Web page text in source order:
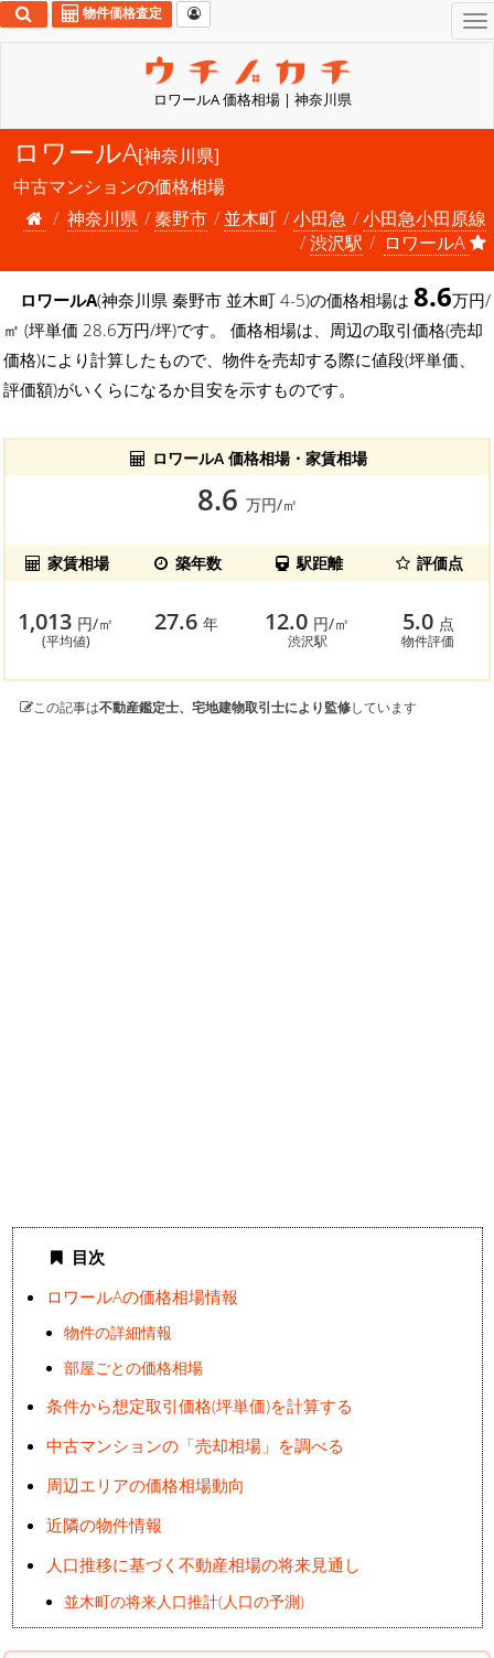
ロワールA 価格相場 | 神奈川県
物件価格査定
ロワールA[神奈川県]
中古マンションの価格相場
神奈川県
秦野市 並木町 小田急
小田急小田原線
渋沢駅
ロワールA
ロワールA(神奈川県 秦野市 並木町 4-5)の価格相場は 8.6万円/
㎡ (坪単価 28.6万円/坪)です。 価格相場は、周辺の取引価格(売却
価格)により計算したもので、物件を売却する際に値段(坪単価、
評価額)がいくらになるか目安を示すものです。
ロワールA 価格相場・家賃相場
8.6 万円/㎡
家賃相場 築年数 駅距離 評価点
1,013 円/㎡
(平均値)
27.6年 12.0 円/㎡
渋沢駅
5.0 点
物件評価
この記事は不動産鑑定士、宅地建物取引士により監修しています
目次
ロワールAの価格相場情報
物件の詳細情報
部屋ごとの価格相場
条件から想定取引価格(坪単価)を計算する
中古マンションの「売却相場」を調べる
周辺エリアの価格相場動向
近隣の物件情報
人口推移に基づく不動産相場の将来見通し
並木町の将来人口推計(人口の予測)